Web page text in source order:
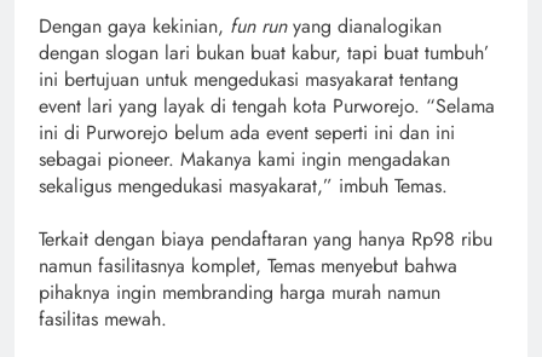
Dengan gaya kekinian, fun runyang dianalogikan
dengan slogan lari bukan buat kabur, tapi buat tumbuh’
ini bertujuan untuk mengedukasi masyakarat tentang
event lari yang layak di tengah kota Purworejo. “Selama
ini di Purworejo belum ada event seperti ini dan ini
sebagai pioneer. Makanya kami ingin mengadakan
sekaligus mengedukasi masyakarat,” imbuh Temas.
Terkait dengan biaya pendaftaran yang hanya Rp98 ribu
namun fasilitasnya komplet, Temas menyebut bahwa
pihaknya ingin membranding harga murah namun
fasilitas mewah.